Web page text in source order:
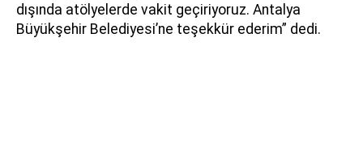
dışında atölyelerde vakit geçiriyoruz. Antalya
Büyükşehir Belediyesi’ne teşekkür ederim” dedi.